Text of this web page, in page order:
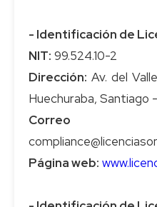
- Identificación de
NIT:
Dirección: Av. del
Correo
Página web: